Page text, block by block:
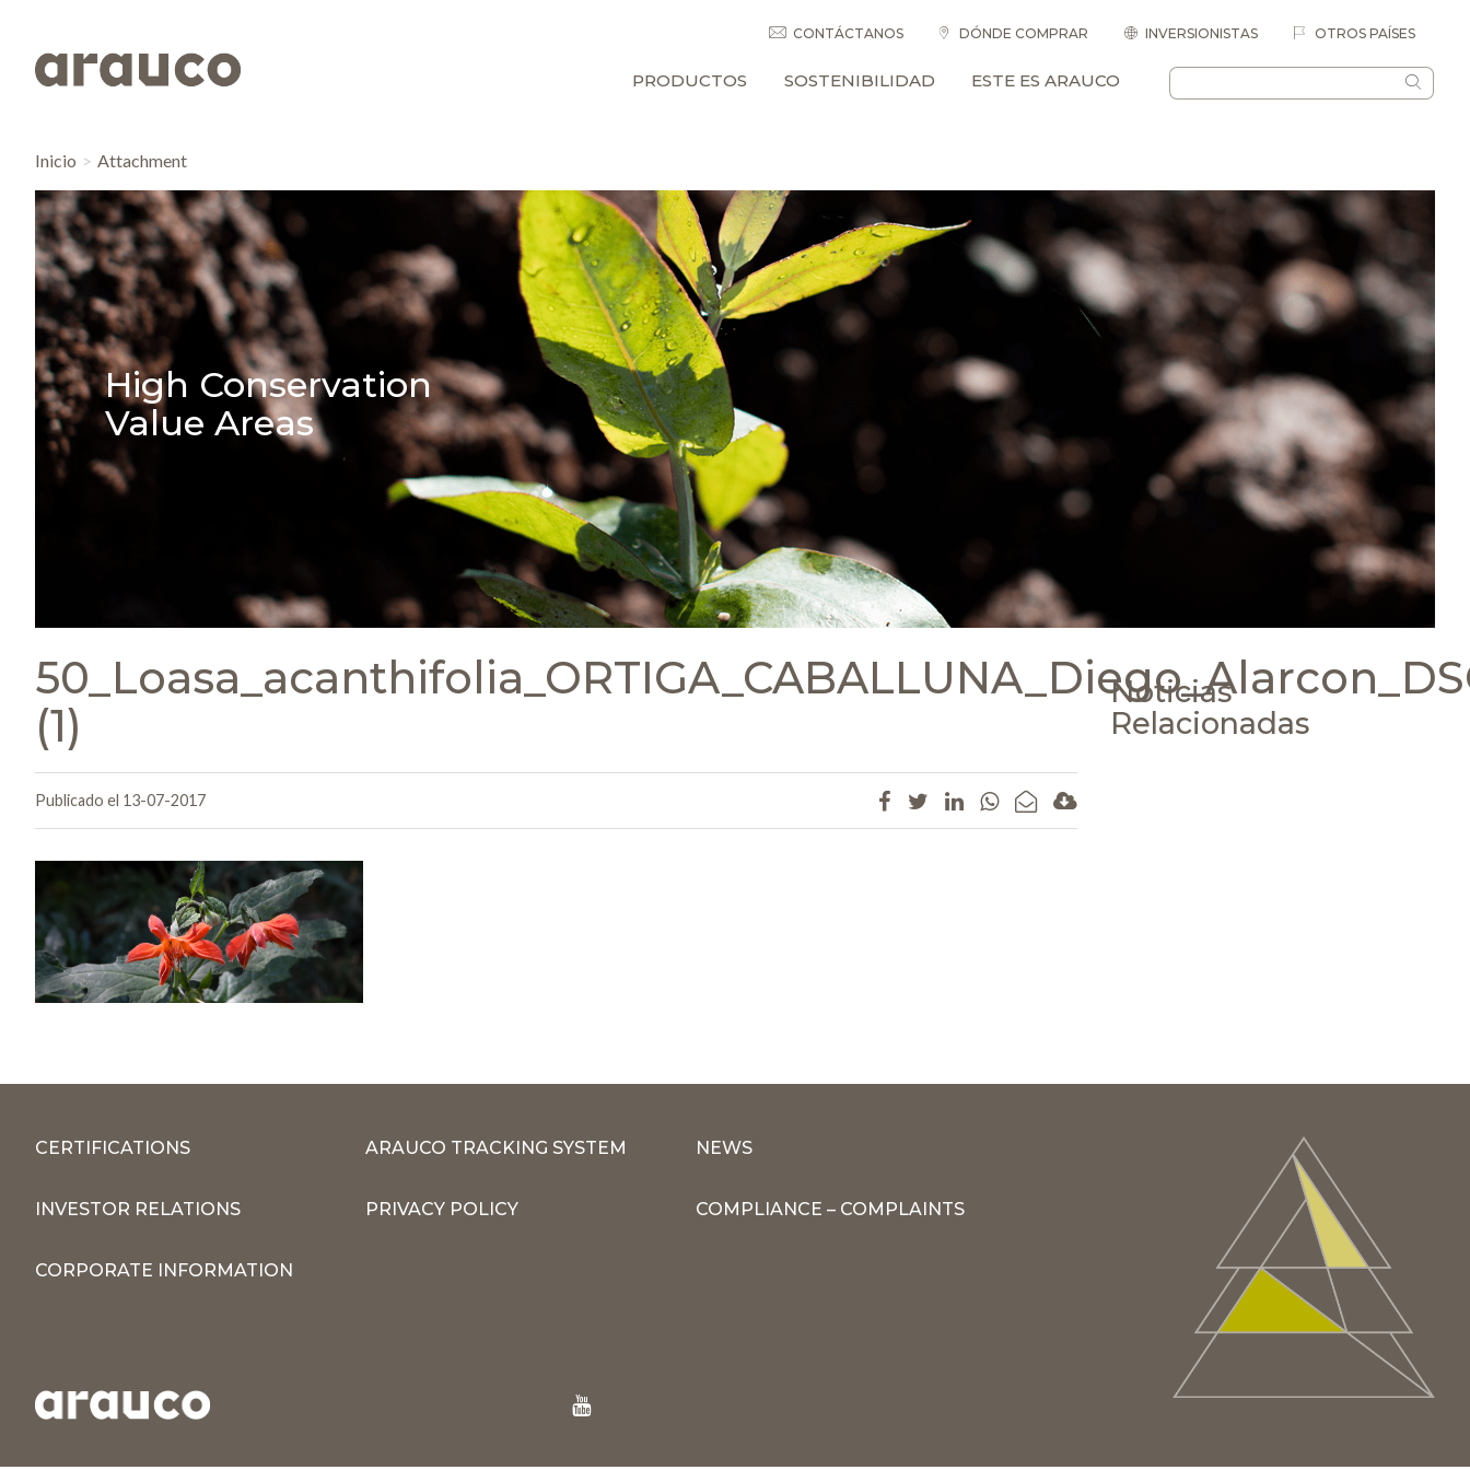
CONTÁCTANOS DÓNDE COMPRAR INVERSIONISTAS OTROS PAÍSES
PRODUCTOS SOSTENIBILIDAD ESTE ES ARAUCO
Inicio Attachment
High Conservation
Value Areas
(1)
Publicado el 13-07-2017
Noticias
Relacionadas
CERTIFICATIONS ARAUCO TRACKING SYSTEM NEWS
INVESTOR RELATIONS PRIVACY POLICY COMPLIANCE – COMPLAINTS
CORPORATE INFORMATION